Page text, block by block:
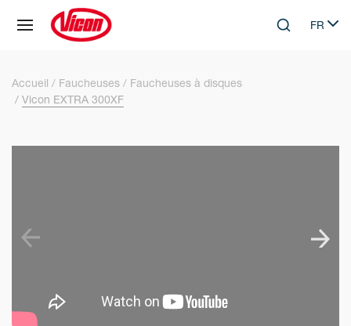
Skip to main contentSearchFR
Select
Accueil Faucheuses
Faucheuses à disques
Vicon EXTRA 300XF
Panneau de gestion des cookies